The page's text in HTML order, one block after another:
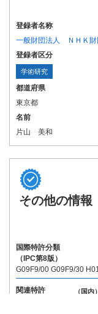
登録者名称
一般財団法人 ＮＨＫ財
登録者区分
学術研究
都道府県
東京都
名前
片山 美和
その他の情報
国際特許分類
（IPC第8版）
G09F9/00 G09F9/30
関連特許 （国内